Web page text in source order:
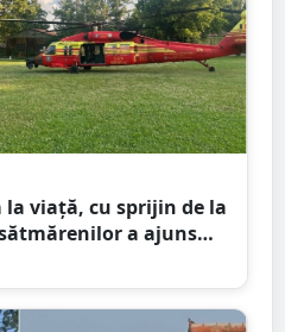
la viață, cu sprijin de la
a ajuns
cronometru pentru